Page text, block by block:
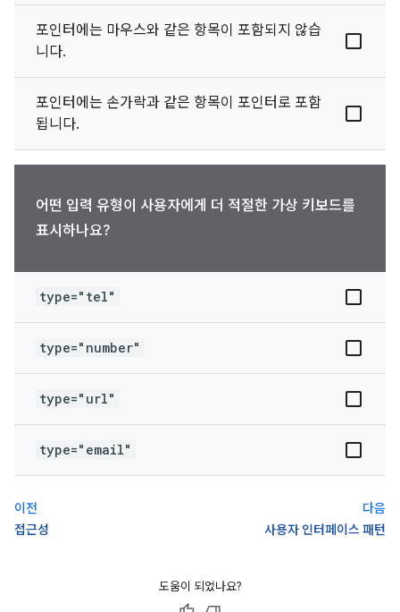
포인터에는 마우스와 같은 항목이 포함되지 않습
니다.
포인터에는 손가락과 같은 항목이 포인터로 포함
됩니다.
어떤 입력 유형이 사용자에게 더 적절한 가상 키보드를
표시하나요?
type="tel"
type="number"
type="url"
type="email"
이전
접근성
다음
사용자 인터페이스 패턴
도움이 되었나요?